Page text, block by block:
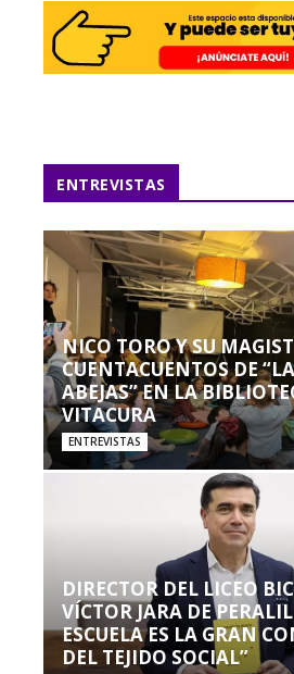
ENTREVISTAS
NICO TORO Y SU
CUENTACUENTOS DE
ABEJAS” EN LA
VITACURA
ENTREVISTAS
DIRECTOR DEL LICEO
VÍCTOR JARA DE
ESCUELA ES LA GRAN
DEL TEJIDO SOCIAL”